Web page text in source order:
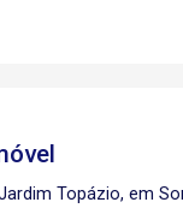
Topázio, em